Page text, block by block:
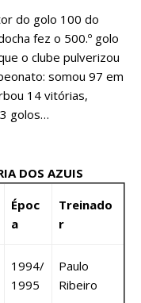
do golo 100 do
fez o 500.º golo
o clube pulverizou
somou 97 em
14 vitórias,
golos…
DOS AZUIS
Époc
a
Treinado
r
1994/
1995
Paulo
Ribeiro